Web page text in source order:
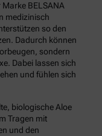
BELSANA
medizinisch
so den
Dadurch können
sondern
Dabei lassen sich
und fühlen sich
biologische Aloe
Tragen mit
und den